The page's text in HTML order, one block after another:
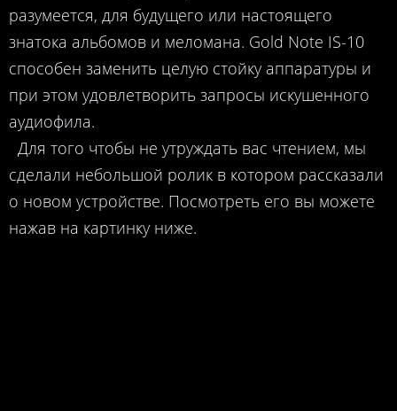
разумеется, для будущего или настоящего
знатока альбомов и меломана. Gold Note IS-10
cпособен заменить целую стойку аппаратуры и
при этом удовлетворить запросы искушенного
аудиофила.
Для того чтобы не утруждать вас чтением, мы
сделали небольшой ролик в котором рассказали
о новом устройстве. Посмотреть его вы можете
нажав на картинку ниже.